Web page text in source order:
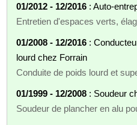
01/2012 - 12/2016 : Auto-
Entretien d'espaces verts,
01/2008 - 12/2016 :
lourd chez Forrain
Conduite de poids lourd et
01/1999 - 12/2008 : Soudeur
Soudeur de plancher en alu